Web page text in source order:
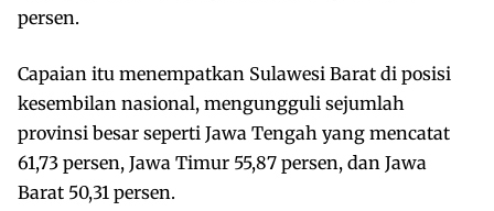
persen.
Capaian itu menempatkan Sulawesi Barat di posisi
kesembilan nasional, mengungguli sejumlah
provinsi besar seperti Jawa Tengah yang mencatat
61,73 persen, Jawa Timur 55,87 persen, dan Jawa
Barat 50,31 persen.